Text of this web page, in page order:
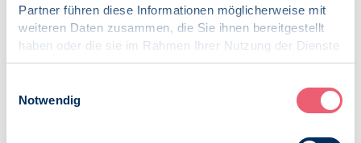
Partner führen diese Informationen möglicherweise mit
weiteren Daten zusammen, die Sie ihnen bereitgestellt
haben oder die sie im Rahmen Ihrer Nutzung der Dienste
gesammelt haben.
Notwendig
Zur Übersicht